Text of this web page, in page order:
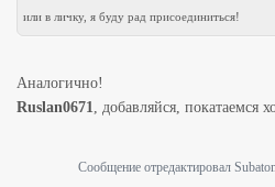
или в личку, я буду рад присоединиться!
Аналогично!
Ruslan0671, добавляйся, покатаемся
Сообщение отредактировал